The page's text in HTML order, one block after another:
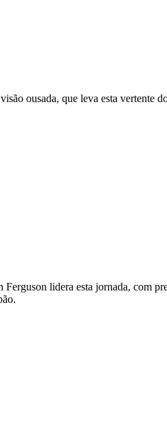
ousada, que leva esta vertente
lidera esta jornada, com